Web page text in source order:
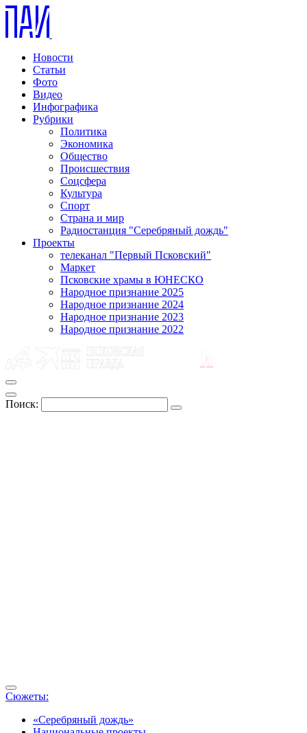
Новости
Статьи
Фото
Видео
Инфографика
Рубрики
Политика
Экономика
Общество
Происшествия
Соцсфера
Культура
Спорт
Страна и мир
Радиостанция "Серебряный дождь"
Проекты
телеканал "Первый Псковский"
Маркет
Псковские храмы в ЮНЕСКО
Народное признание 2025
Народное признание 2024
Народное признание 2023
Народное признание 2022
Поиск:
Сюжеты:
«Серебряный дождь»